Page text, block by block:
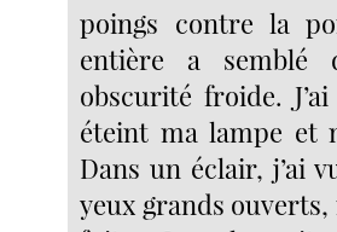
poings contre la
entière a semblé
obscurité froide.
éteint ma lampe et
Dans un éclair, j’ai
yeux grands